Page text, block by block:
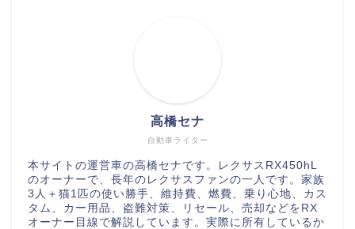
自動車ライター
高橋セナ
本サイトの運営車の高橋セナです。レクサスRX450hL
のオーナーで、長年のレクサスファンの一人です。家族
3人＋猫1匹の使い勝手、維持費、燃費、乗り心地、カス
タム、カー用品、盗難対策、リセール、売却などをRX
オーナー目線で解説しています。実際に所有しているか